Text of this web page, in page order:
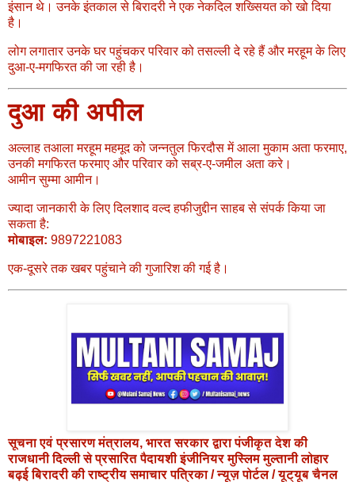
इंसान थे। उनके इंतकाल से बिरादरी ने एक नेकदिल शख्सियत को खो दिया
है।
लोग लगातार उनके घर पहुंचकर परिवार को तसल्ली दे रहे हैं और मरहूम के लिए
दुआ-ए-मगफिरत की जा रही है।
दुआ की अपील
अल्लाह तआला मरहूम महमूद को जन्नतुल फिरदौस में आला मुकाम अता फरमाए,
उनकी मगफिरत फरमाए और परिवार को सब्र-ए-जमील अता करे।
आमीन सुम्मा आमीन।
ज्यादा जानकारी के लिए दिलशाद वल्द हफीजुद्दीन साहब से संपर्क किया जा
सकता है:
मोबाइल: 9897221083
एक-दूसरे तक खबर पहुंचाने की गुजारिश की गई है।
सूचना एवं प्रसारण मंत्रालय, भारत सरकार द्वारा पंजीकृत देश की
राजधानी दिल्ली से प्रसारित पैदायशी इंजीनियर मुस्लिम मुल्तानी लोहार
बढ़ई बिरादरी की राष्ट्रीय समाचार पत्रिका / न्यूज़ पोर्टल / यूट्यूब चैनल